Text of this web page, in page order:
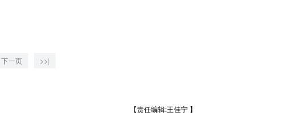
下一页 >>|
【责任编辑:王佳宁 】